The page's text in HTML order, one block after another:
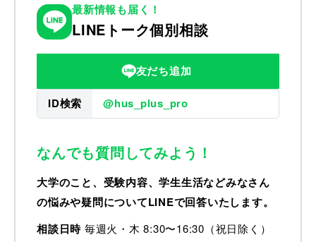
最新情報も届く！
LINEトーク個別相談
友だち追加
ID検索 @hus_plus_pro
なんでも質問してみよう！
大学のこと、受験内容、学生生活などみなさん
の悩みや疑問についてLINEで回答いたします。
相談日時 毎週火・木 8:30〜16:30（祝日除く）